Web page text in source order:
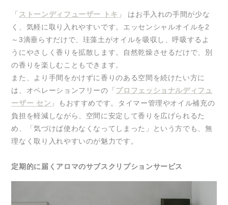
「 ストーンディフューザー トキ 」 はお手入れの手間が少な
く、気軽に取り入れやすいです。エッセンシャルオイルを2
～3滴垂らすだけで、珪藻土がオイルを吸収し、呼吸するよ
うにやさしく香りを拡散します。自然乾燥させるだけで、別
の香りを楽しむこともできます。
また、より手間をかけずに香りのある空間を続けたい方に
は、オペレーションフリーの「 プロフェッショナルディフュ
ーザー セン 」もおすすめです。タイマー管理やオイル補充の
負担を軽減しながら、空間に安定して香りを広げられるた
め、「気づけば使わなくなってしまった」という方でも、無
理なく取り入れやすいのが魅力です。
定期的に届くアロマのサブスクリプションサービス